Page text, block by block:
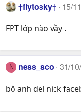
†flytosky† 15/
FPT lớp nào vầy .
N ness_sco 31/
bộ anh del nick